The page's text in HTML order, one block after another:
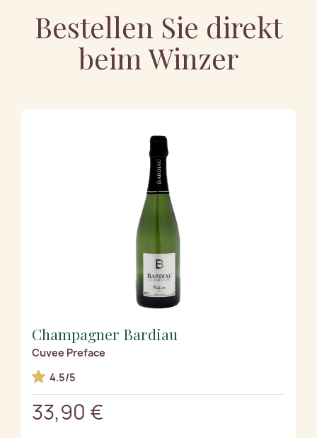
Bestellen Sie direkt
beim Winzer
Champagner Bardiau
Cuvee Preface
4.5/5
33,90 €